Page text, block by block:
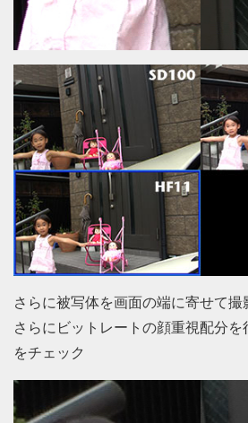
さらに被写体を画面の端に寄せて撮
さらにビットレートの顔重視配分
をチェック